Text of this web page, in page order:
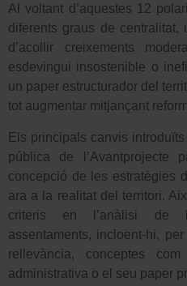
Al voltant d’aquestes 12
diferents graus de
d’acollir creixements
esdevingui insostenible o
un paper estructurador del
tot augmentar mitjançant
Els principals canvis
pública de
concepció de les estratègies
ara a la realitat del territori.
criteris en l’anàlisi de
assentaments, incloent-hi,
rellevància, conceptes
administrativa o el seu paper